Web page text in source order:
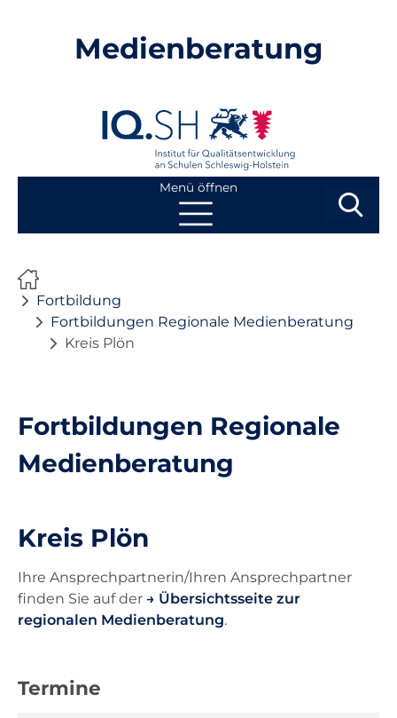
Medienberatung
Menü öffnen
Beratung
Unterricht
Landesdienste
Kontakt
Fortbildung
Fortbildungen Regionale Medienberatung
Kreis Plön
Fortbildungen Regionale
Medienberatung
Kreis Plön
Ihre Ansprechpartnerin/Ihren Ansprechpartner
finden Sie auf der
Übersichtsseite zur
regionalen Medienberatung.
Termine